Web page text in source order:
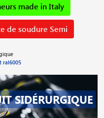
made in Italy
de soudure Semi
ral6005
SIDÉRURGIQUE